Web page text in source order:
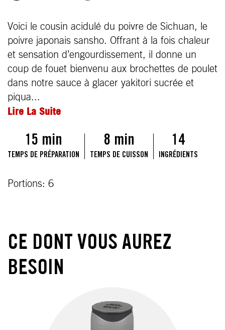
Voici le cousin acidulé du poivre de Sichuan, le
poivre japonais sansho. Offrant à la fois chaleur
et sensation d’engourdissement, il donne un
coup de fouet bienvenu aux brochettes de poulet
dans notre sauce à glacer yakitori sucrée et
piqua...
Lire La Suite
15 min
TEMPS DE PRÉPARATION
8 min
TEMPS DE CUISSON
14
INGRÉDIENTS
Portions: 6
CE DONT VOUS AUREZ
BESOIN